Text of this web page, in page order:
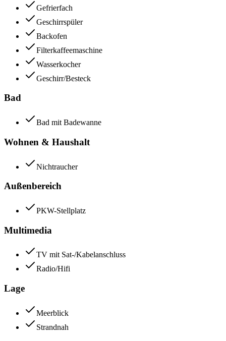
Gefrierfach
Geschirrspüler
Backofen
Filterkaffeemaschine
Wasserkocher
Geschirr/Besteck
Bad
Bad mit Badewanne
Wohnen & Haushalt
Nichtraucher
Außenbereich
PKW-Stellplatz
Multimedia
TV mit Sat-/Kabelanschluss
Radio/Hifi
Lage
Meerblick
Strandnah